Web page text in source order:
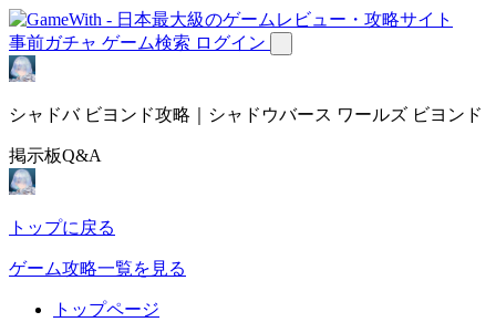
事前ガチャ ゲーム検索 ログイン
シャドバ ビヨンド攻略｜シャドウバース ワールズ ビヨンド
掲示板Q&A
トップに戻る
ゲーム攻略一覧を見る
トップページ